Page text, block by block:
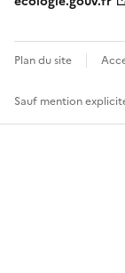
Plan du site
Sauf mention